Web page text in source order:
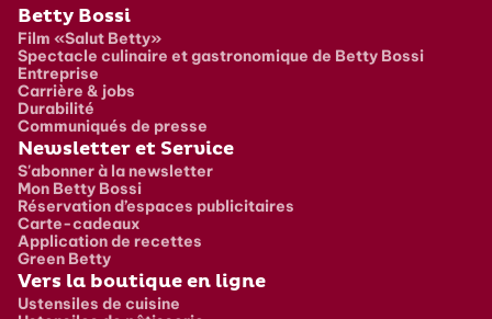
Pied de page
Betty Bossi
Film «Salut Betty»
Spectacle culinaire et gastronomique de Betty Bossi
Entreprise
Carrière & jobs
Durabilité
Communiqués de presse
Newsletter et Service
S'abonner à la newsletter
Mon Betty Bossi
Réservation d’espaces publicitaires
Carte-cadeaux
Application de recettes
Green Betty
Vers la boutique en ligne
Ustensiles de cuisine